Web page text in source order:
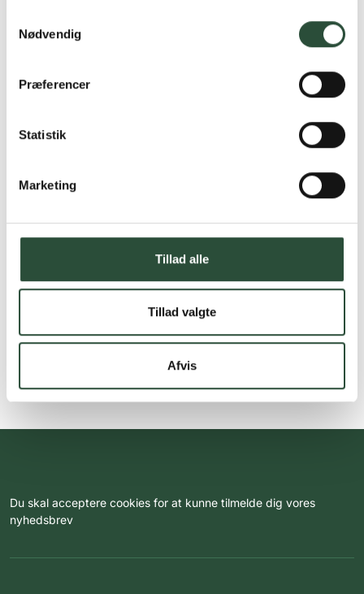
Nødvendig
Præferencer
Statistik
Marketing
Tillad alle
Tillad valgte
Afvis
Du skal acceptere cookies for at kunne tilmelde dig vores
nyhedsbrev